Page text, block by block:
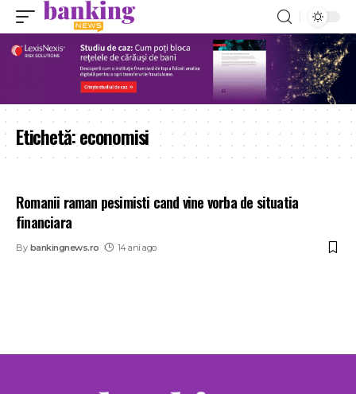
Etichetă:economisi
Romanii raman pesimisti cand vine vorba de situatia
financiara
By bankingnews.ro 14 ani ago